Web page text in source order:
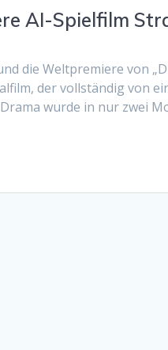
AI-Spielfilm
die Weltpremiere von
der vollständig von
wurde in nur zwei